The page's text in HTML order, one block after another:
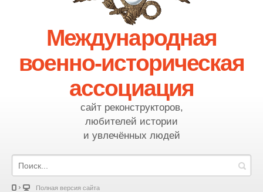
Международная
военно-историческая
ассоциация
сайт реконструкторов,
любителей истории
и увлечённых людей
Полная версия сайта